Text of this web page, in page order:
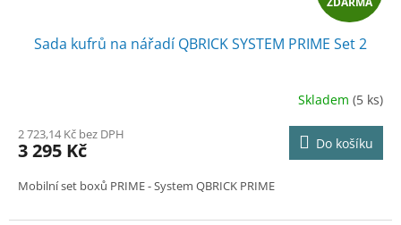
D
R
M
A
Sada kufrů na nářadí QBRICK SYSTEM PRIME Set 2
Skladem (5 ks)
2 723,14 Kč bez DPH
3 295 Kč Do košíku
Mobilní set boxů PRIME- System QBRICK PRIME